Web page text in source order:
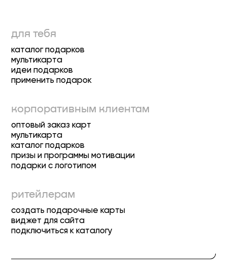
для тебя
каталог подарков
мультикарта
идеи подарков
применить подарок
корпоративным клиентам
оптовый заказ карт
мультикарта
каталог подарков
призы и программы мотивации
подарки с логотипом
ритейлерам
создать подарочные карты
виджет для сайта
подключиться к каталогу